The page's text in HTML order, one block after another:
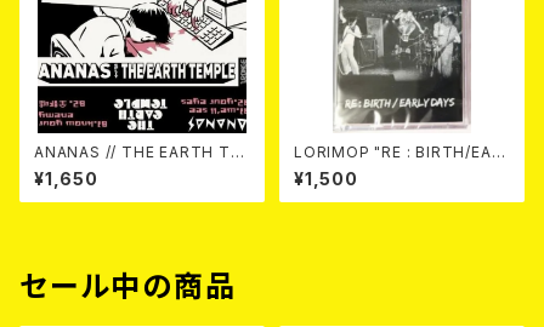
ANANAS // THE EARTH TE
MPLE / (Split) "Uron Alpha
Split Series 1" TAPE (Ltd.2
50 with DL) カセットテープ
¥1,650
LORIMOP "RE : BIRTH/EAR
LY DAYS" TAPE (Ltd.100)
¥1,500
セール中の商品